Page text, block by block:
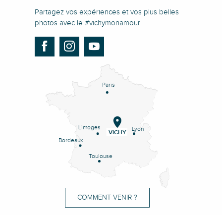
Partagez vos expériences et vos plus belles
photos avec le #vichymonamour
Paris
Lyon
Limoges
Bordeaux
Toulouse
VICHY
COMMENT VENIR ?